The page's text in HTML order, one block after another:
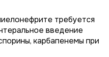
требуется
введение
карбапенемы при